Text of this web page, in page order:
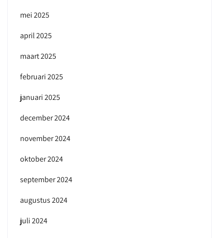
mei 2025
april 2025
maart 2025
februari 2025
januari 2025
december 2024
november 2024
oktober 2024
september 2024
augustus 2024
juli 2024